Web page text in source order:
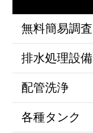
無料簡易調査
排水処理設備
配管洗浄
各種タンク